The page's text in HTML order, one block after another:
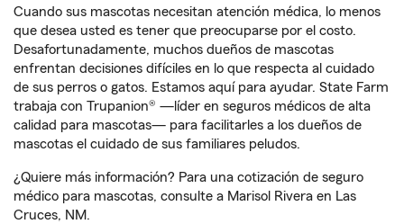
Cuando sus mascotas necesitan atención médica, lo menos
que desea usted es tener que preocuparse por el costo.
Desafortunadamente, muchos dueños de mascotas
enfrentan decisiones difíciles en lo que respecta al cuidado
de sus perros o gatos. Estamos aquí para ayudar. State Farm
trabaja con Trupanion® —líder en seguros médicos de alta
calidad para mascotas— para facilitarles a los dueños de
mascotas el cuidado de sus familiares peludos.
¿Quiere más información? Para una cotización de seguro
médico para mascotas, consulte a Marisol Rivera en Las
Cruces, NM.